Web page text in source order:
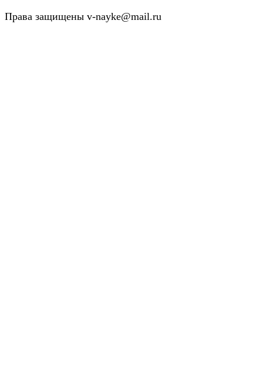
Права защищены v-nayke@mail.ru